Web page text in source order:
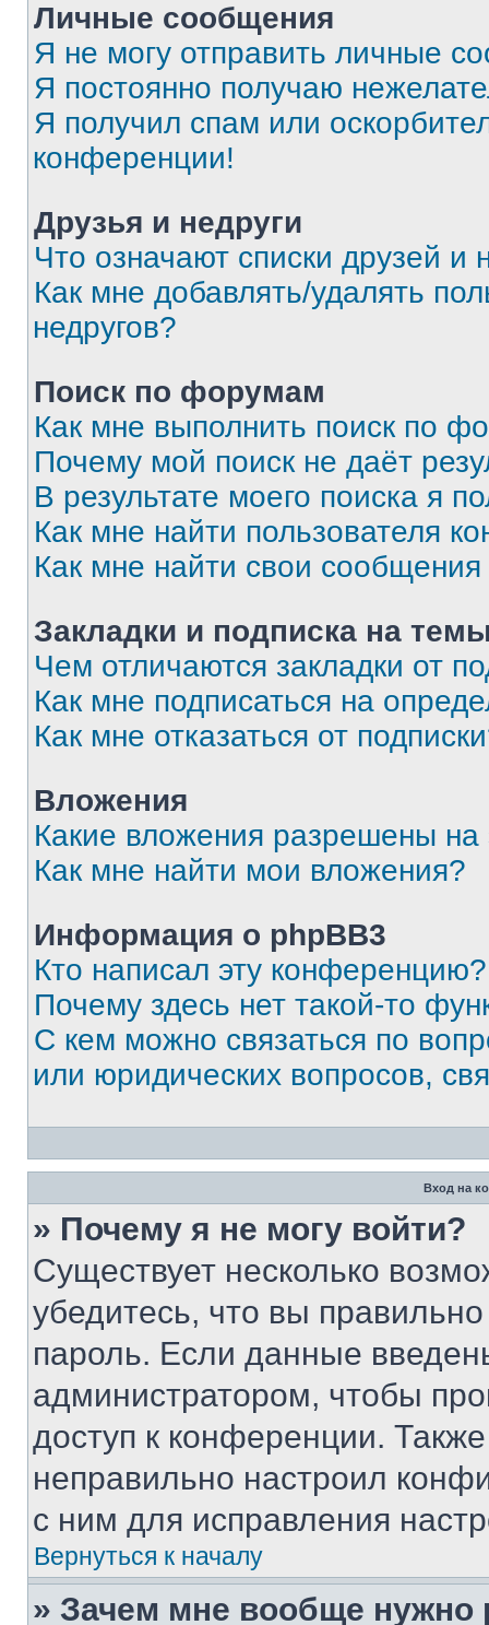
Личные сообщения
Я не могу отправить личные
Я постоянно получаю
Я получил спам или
конференции!
Друзья и недруги
Что означают списки друзей и
Как мне добавлять/удалять
недругов?
Поиск по форумам
Как мне выполнить поиск по
Почему мой поиск не даёт
В результате моего поиска я
Как мне найти пользователя
Как мне найти свои
Закладки и подписка на
Чем отличаются закладки от
Как мне подписаться на
Как мне отказаться от
Вложения
Какие вложения разрешены
Как мне найти мои вложения?
Информация о phpBB3
Кто написал эту конференцию?
Почему здесь нет такой-то
С кем можно связаться по
или юридических вопросов,
Вход на
» Почему я не могу войти?
Существует несколько
убедитесь, что вы
пароль. Если данные
администратором, чтобы
доступ к конференции.
неправильно настроил
с ним для исправления
Вернуться к началу
» Зачем мне вообще нужно